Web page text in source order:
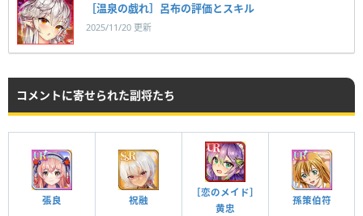
［温泉の戯れ］呂布の評価とスキル
2025/11/20 更新
コメントに寄せられた副将たち
張良 祝融
［恋のメイド］
黄忠
孫策伯符